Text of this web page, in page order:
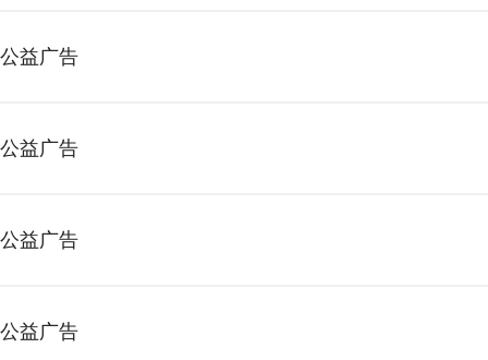
公益广告
公益广告
公益广告
公益广告